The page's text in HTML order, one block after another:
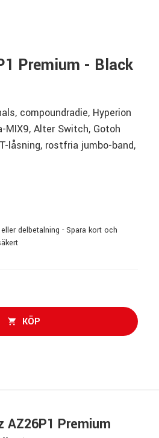
Premium - Black
compoundradie, Hyperion
MIX9, Alter Switch, Gotoh
låsning, rostfria jumbo-band,
delbetalning - Spara kort och
KÖP
AZ26P1 Premium